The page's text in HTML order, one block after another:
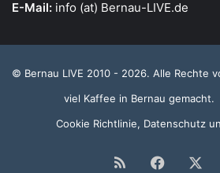
E-Mail: info (at) Bernau-LIVE.de
© Bernau LIVE 2010 - 2026. Alle Rechte
viel Kaffee in Bernau gemacht.
Cookie Richtlinie, Datenschutz
RSS